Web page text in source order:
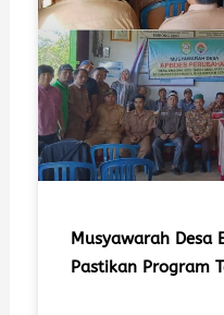
Musyawarah Desa
Pastikan Program